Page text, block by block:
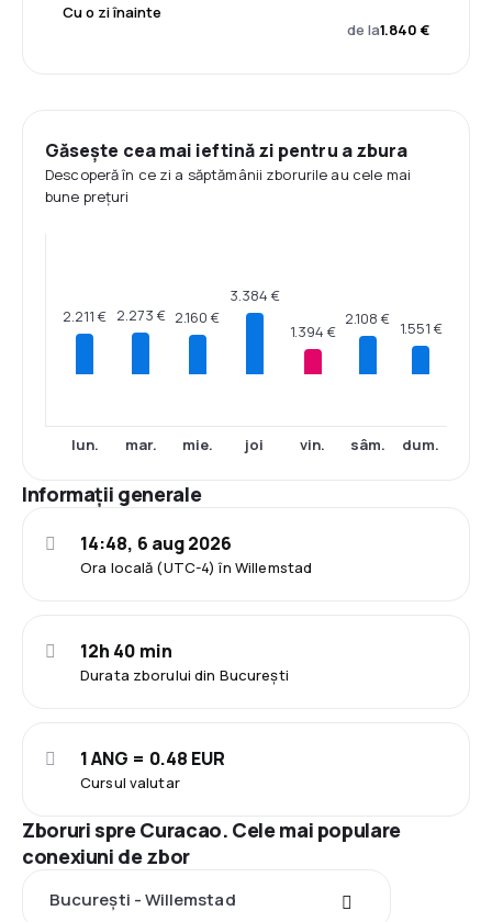
Cu o zi înainte
de la1.840 €
Găsește cea mai ieftină zi pentru a zbura
Descoperă în ce zi a săptămânii zborurile au cele mai
bune prețuri
2.211 €
lun.
2.273 €
mar.
2.160 €
mie.
3.384 €
joi
1.394 €
vin.
2.108 €
sâm.
1.551 €
dum.
Informații generale
Ora locală (UTC-4) în Willemstad
14:48, 6 aug 2026
Durata zborului din București
12h 40 min
Cursul valutar
1 ANG = 0.48 EUR
Zboruri spre Curacao. Cele mai populare
conexiuni de zbor
București - Willemstad